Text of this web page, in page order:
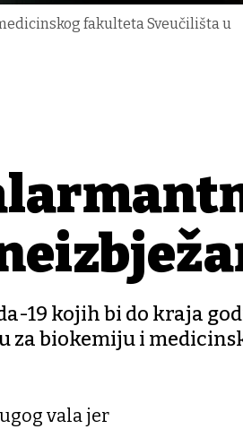
fakulteta Sveučilišta u
19 kojih bi do kraja
za biokemiju i
vala jer